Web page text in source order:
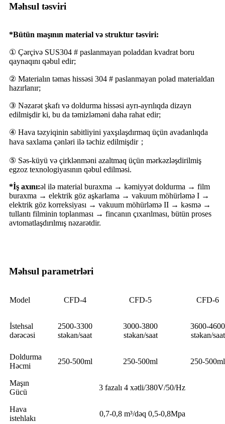
Məhsul təsviri
*Bütün maşının material və struktur təsviri:
① Çərçivə SUS304 # paslanmayan poladdan kvadrat boru
qaynaqını qəbul edir;
② Materialın təmas hissəsi 304 # paslanmayan polad materialdan
hazırlanır;
③ Nəzarət şkafı və doldurma hissəsi ayrı-ayrılıqda dizayn
edilmişdir ki, bu da təmizləməni daha rahat edir;
④ Hava təzyiqinin sabitliyini yaxşılaşdırmaq üçün avadanlıqda
hava saxlama çənləri ilə təchiz edilmişdir；
⑤ Səs-küyü və çirklənməni azaltmaq üçün mərkəzləşdirilmiş
egzoz texnologiyasının qəbul edilməsi.
*İş axını:əl ilə material buraxma → kəmiyyət doldurma → film
buraxma → elektrik göz aşkarlama → vakuum möhürləmə I →
elektrik göz korreksiyası → vakuum möhürləmə II → kəsmə →
tullantı filminin toplanması → fincanın çıxarılması, bütün proses
avtomatlaşdırılmış nəzarətdir.
Məhsul parametrləri
Model CFD-4 CFD-5 CFD-6
İstehsal
dərəcəsi
2500-3300
stəkan/saat
3000-3800
stəkan/saat
3600-4600
stəkan/saat
Doldurma
Həcmi
250-500ml 250-500ml 250-500ml
Maşın
Gücü
3 fazalı 4 xətli/380V/50/Hz
Hava
istehlakı
0,7-0,8 m³/dəq 0,5-0,8Mpa